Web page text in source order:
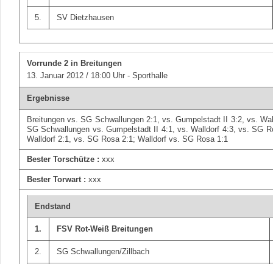
5. SV Dietzhausen
Vorrunde 2 in Breitungen
13. Januar 2012 / 18:00 Uhr - Sporthalle
Ergebnisse
Breitungen vs. SG Schwallungen 2:1, vs. Gumpelstadt II 3:2, vs.
SG Schwallungen vs. Gumpelstadt II 4:1, vs. Walldorf 4:3, vs. SG
Walldorf 2:1, vs. SG Rosa 2:1; Walldorf vs. SG Rosa 1:1
Bester Torschütze : xxx
Bester Torwart : xxx
Endstand
1. FSV Rot-Weiß Breitungen
2. SG Schwallungen/Zillbach